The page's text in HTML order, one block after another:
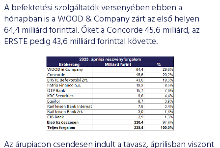
A befektetési szolgáltatók versenyében ebben a
hónapban is a WOOD & Company zárt az első helyen
64,4 milliárd forinttal. Őket a Concorde 45,6 milliárd, az
ERSTE pedig 43,6 milliárd forinttal követte.
Az árupiacon csendesen indult a tavasz, áprilisban viszont